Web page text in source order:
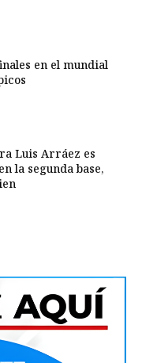
en el mundial
Luis Arráez es
la segunda base,